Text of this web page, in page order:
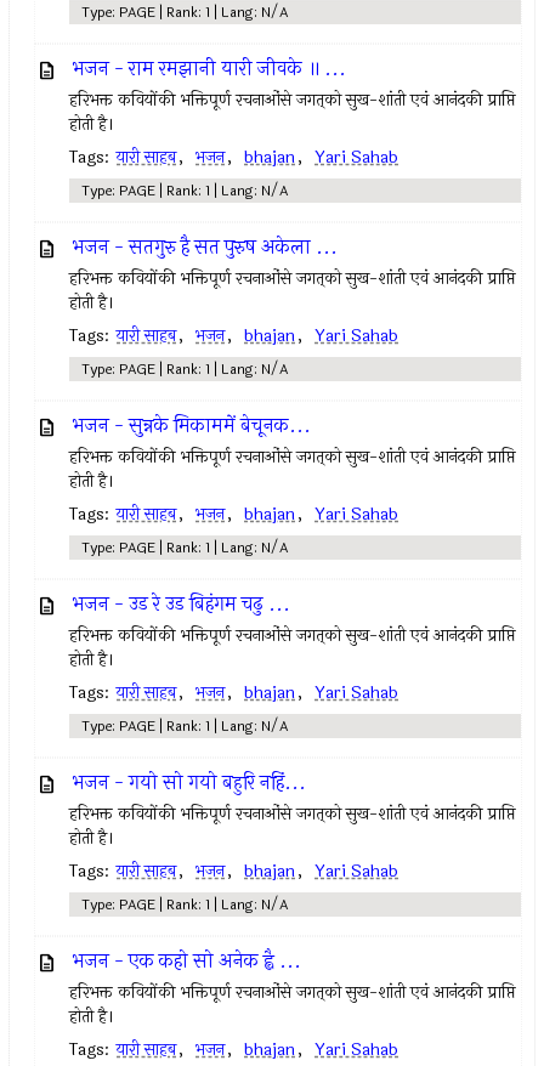
Type: PAGE | Rank: 1 | Lang: N/A
भजन - राम रमझानी यारी जीवके ॥ ...
हरिभक्त कवियोंकी भक्तिपूर्ण रचनाओंसे जगत्‌को सुख-शांती एवं आनंदकी प्राप्ति
होती है।
Tags: यारी साहब, भजन, bhajan, Yari Sahab
Type: PAGE | Rank: 1 | Lang: N/A
भजन - सतगुरु है सत पुरुष अकेला ...
हरिभक्त कवियोंकी भक्तिपूर्ण रचनाओंसे जगत्‌को सुख-शांती एवं आनंदकी प्राप्ति
होती है।
Tags: यारी साहब, भजन, bhajan, Yari Sahab
Type: PAGE | Rank: 1 | Lang: N/A
भजन - सुन्नके मिकाममें बेचूनक...
हरिभक्त कवियोंकी भक्तिपूर्ण रचनाओंसे जगत्‌को सुख-शांती एवं आनंदकी प्राप्ति
होती है।
Tags: यारी साहब, भजन, bhajan, Yari Sahab
Type: PAGE | Rank: 1 | Lang: N/A
भजन - उड रे उड बिहंगम चढु ...
हरिभक्त कवियोंकी भक्तिपूर्ण रचनाओंसे जगत्‌को सुख-शांती एवं आनंदकी प्राप्ति
होती है।
Tags: यारी साहब, भजन, bhajan, Yari Sahab
Type: PAGE | Rank: 1 | Lang: N/A
भजन - गयो सो गयो बहुरि नहिं...
हरिभक्त कवियोंकी भक्तिपूर्ण रचनाओंसे जगत्‌को सुख-शांती एवं आनंदकी प्राप्ति
होती है।
Tags: यारी साहब, भजन, bhajan, Yari Sahab
Type: PAGE | Rank: 1 | Lang: N/A
भजन - एक कहो सो अनेक ह्वै ...
हरिभक्त कवियोंकी भक्तिपूर्ण रचनाओंसे जगत्‌को सुख-शांती एवं आनंदकी प्राप्ति
होती है।
Tags: यारी साहब, भजन, bhajan, Yari Sahab